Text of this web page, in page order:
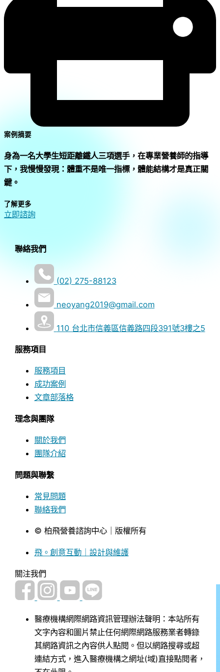
案例摘要
身為一名大學生短距離鐵人三項選手，在專業營養師的指導
下，我慢慢發現：體重不是唯一指標，體能結構才是真正關
鍵。
了解更多
立即諮詢
聯絡我們
(02) 275-88123
neoyang2019@gmail.com
110 台北市信義區信義路四段391號3樓之5
服務項目
服務項目
成功案例
文章部落格
理念與團隊
關於我們
團隊介紹
問題與聯繫
常見問題
聯絡我們
© 柏飛營養諮詢中心｜版權所有
飛。創意互動｜設計與維護
關注我們
醫療機構網際網路資訊管理辦法聲明：本站所有
文字內容和圖片禁止任何網際網路服務業者轉錄
其網路資訊之內容供人點閱。但以網路搜尋或超
連結方式，進入醫療機構之網址(域)直接點閱者，